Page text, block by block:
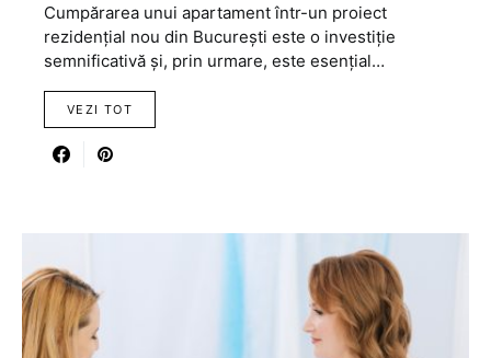
Cumpărarea unui apartament într-un proiect
rezidențial nou din București este o investiție
semnificativă și, prin urmare, este esențial…
VEZI TOT